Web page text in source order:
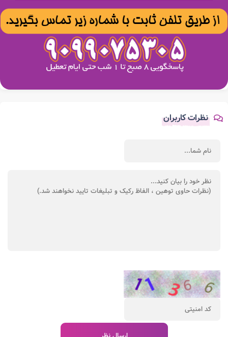
نظرات کاربران